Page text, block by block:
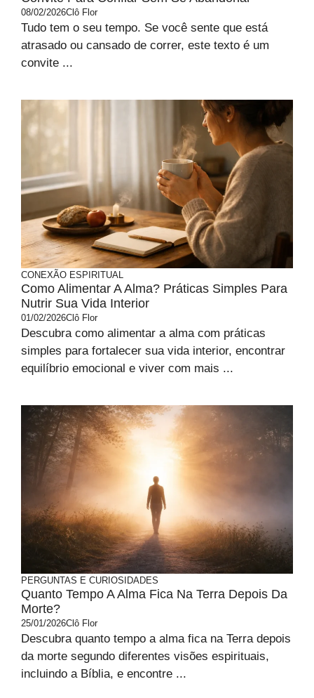
08/02/2026Clô Flor
Tudo tem o seu tempo. Se você sente que está
atrasado ou cansado de correr, este texto é um
convite ...
CONEXÃO ESPIRITUAL
Como Alimentar A Alma? Práticas Simples Para
Nutrir Sua Vida Interior
01/02/2026Clô Flor
Descubra como alimentar a alma com práticas
simples para fortalecer sua vida interior, encontrar
equilíbrio emocional e viver com mais ...
PERGUNTAS E CURIOSIDADES
Quanto Tempo A Alma Fica Na Terra Depois Da
Morte?
25/01/2026Clô Flor
Descubra quanto tempo a alma fica na Terra depois
da morte segundo diferentes visões espirituais,
incluindo a Bíblia, e encontre ...